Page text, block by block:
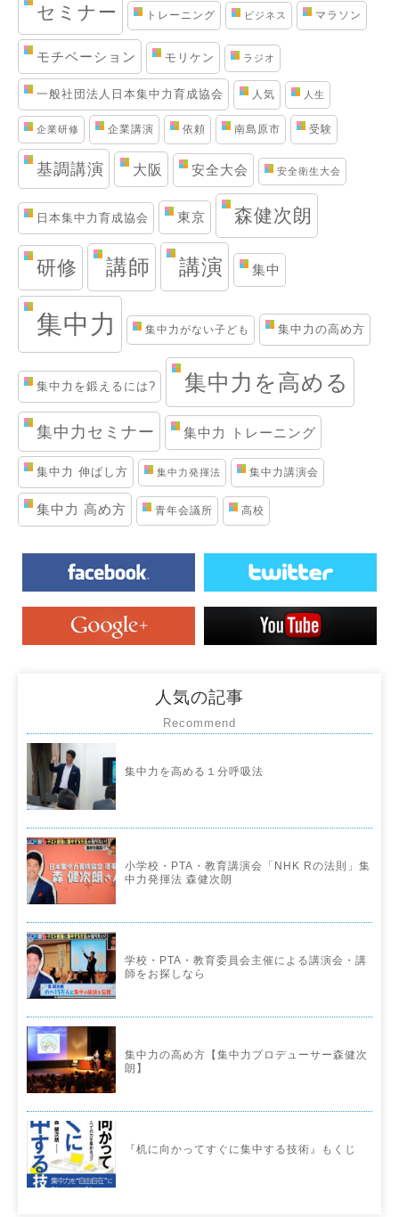
セミナー トレーニング ビジネス マラソン
モチベーション モリケン ラジオ
一般社団法人日本集中力育成協会 人気 人生
企業研修 企業講演 依頼 南島原市 受験
基調講演 大阪 安全大会 安全衛生大会
日本集中力育成協会 東京 森健次朗
研修 講師 講演 集中
集中力 集中力がない子ども 集中力の高め方
集中力を鍛えるには? 集中力を高める
集中力セミナー 集中力 トレーニング
集中力 伸ばし方 集中力発揮法 集中力講演会
集中力 高め方 青年会議所 高校
人気の記事
Recommend
集中力を高める１分呼吸法
小学校・PTA・教育講演会「NHK Rの法則」集
中力発揮法 森健次朗
学校・PTA・教育委員会主催による講演会・講
師をお探しなら
集中力の高め方【集中力プロデューサー森健次
朗】
『机に向かってすぐに集中する技術』もくじ